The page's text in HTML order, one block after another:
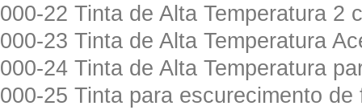
000-22 Tinta de Alta Temperatura
000-23 Tinta de Alta Temperatura
000-24 Tinta de Alta Temperatura
000-25 Tinta para escurecimento